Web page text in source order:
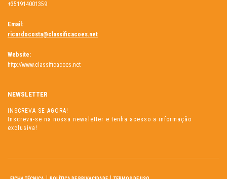
+351914001359
Email:
ricardocosta@classificacoes.net
Website:
http://www.classificacoes.net
NEWSLETTER
INSCREVA-SE AGORA!
Inscreva-se na nossa newsletter e tenha acesso a informação
exclusiva!